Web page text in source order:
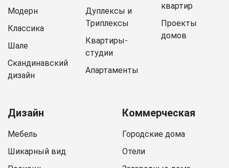
Модерн
Классика
Шале
Скандинавский
дизайн
Дуплексы и
Триплексы
Квартиры-
студии
Апартаменты
квартир
Проекты
домов
Дизайн
Мебель
Шикарный вид
Коммерческая
Городские дома
Отели